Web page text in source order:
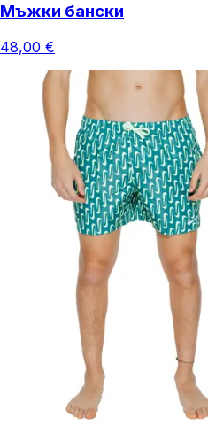
Мъжки бански
48,00 €